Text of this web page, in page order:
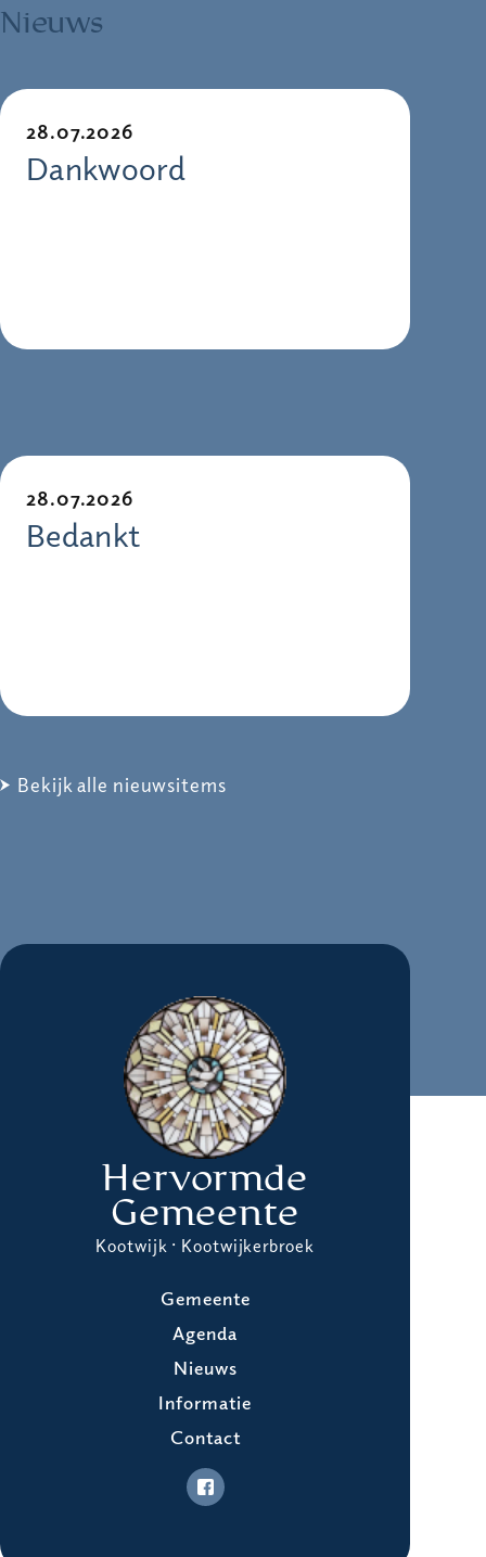
Nieuws
28.07.2026
Dankwoord
28.07.2026
Bedankt
Bekijk alle nieuwsitems
Hervormde
Gemeente
Kootwijk · Kootwijkerbroek
Gemeente
Agenda
Nieuws
Informatie
Contact